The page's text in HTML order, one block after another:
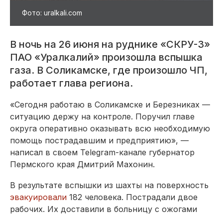
Фото: uralkali.com
В ночь на 26 июня на руднике «СКРУ-3»
ПАО «Уралкалий» произошла вспышка
газа. В Соликамске, где произошло ЧП,
работает глава региона.
«Сегодня работаю в Соликамске и Березниках —
ситуацию держу на контроле. Поручил главе
округа оперативно оказывать всю необходимую
помощь пострадавшим и предприятию», —
написал в своем Telegram-канале губернатор
Пермского края Дмитрий Махонин.
В результате вспышки из шахты на поверхность
эвакуировали 182 человека. Пострадали двое
рабочих. Их доставили в больницу с ожогами